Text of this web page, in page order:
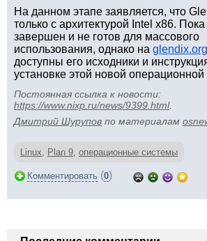
На данном этапе заявляется, что
только с архитектурой Intel x86.
завершен и не готов для массового
использования, однако на glendix.org
доступны его исходники и
установке этой новой
Постоянная ссылка к новости:
https://www.nixp.ru/news/9399.html.
Дмитрий Шурупов по материалам
Linux, Plan 9, операционные системы
Комментировать (0)